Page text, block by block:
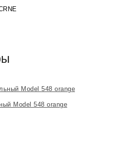
Model 548 orange